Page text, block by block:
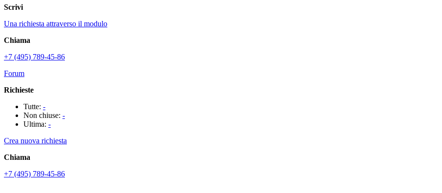
Scrivi
Una richiesta attraverso il modulo
Chiama
+7 (495) 789-45-86
Forum
Richieste
Tutte: -
Non chiuse: -
Ultima: -
Crea nuova richiesta
Chiama
+7 (495) 789-45-86